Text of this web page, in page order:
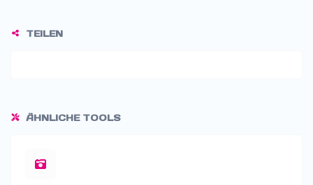
TEILEN
ÄHNLICHE TOOLS